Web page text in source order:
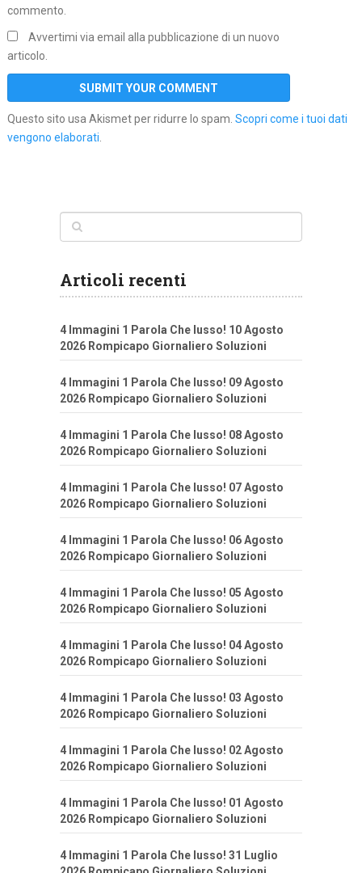
commento.
Avvertimi via email alla pubblicazione di un nuovo
articolo.
Questo sito usa Akismet per ridurre lo spam. Scopri come i tuoi dati
vengono elaborati.
Articoli recenti
4 Immagini 1 Parola Che lusso! 10 Agosto
2026 Rompicapo Giornaliero Soluzioni
4 Immagini 1 Parola Che lusso! 09 Agosto
2026 Rompicapo Giornaliero Soluzioni
4 Immagini 1 Parola Che lusso! 08 Agosto
2026 Rompicapo Giornaliero Soluzioni
4 Immagini 1 Parola Che lusso! 07 Agosto
2026 Rompicapo Giornaliero Soluzioni
4 Immagini 1 Parola Che lusso! 06 Agosto
2026 Rompicapo Giornaliero Soluzioni
4 Immagini 1 Parola Che lusso! 05 Agosto
2026 Rompicapo Giornaliero Soluzioni
4 Immagini 1 Parola Che lusso! 04 Agosto
2026 Rompicapo Giornaliero Soluzioni
4 Immagini 1 Parola Che lusso! 03 Agosto
2026 Rompicapo Giornaliero Soluzioni
4 Immagini 1 Parola Che lusso! 02 Agosto
2026 Rompicapo Giornaliero Soluzioni
4 Immagini 1 Parola Che lusso! 01 Agosto
2026 Rompicapo Giornaliero Soluzioni
4 Immagini 1 Parola Che lusso! 31 Luglio